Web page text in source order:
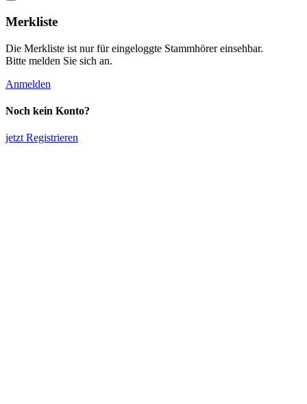
Merkliste
Die Merkliste ist nur für eingeloggte Stammhörer einsehbar.
Bitte melden Sie sich an.
Anmelden
Noch kein Konto?
jetzt Registrieren